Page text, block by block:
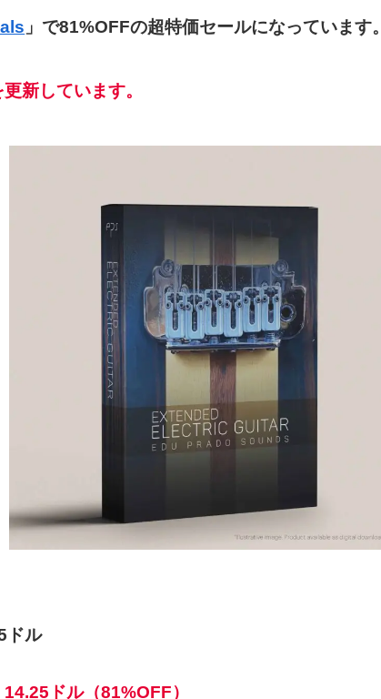
」で81%OFFの超特価セールになっています。
新しています。
ドル
ドル（81%OFF）